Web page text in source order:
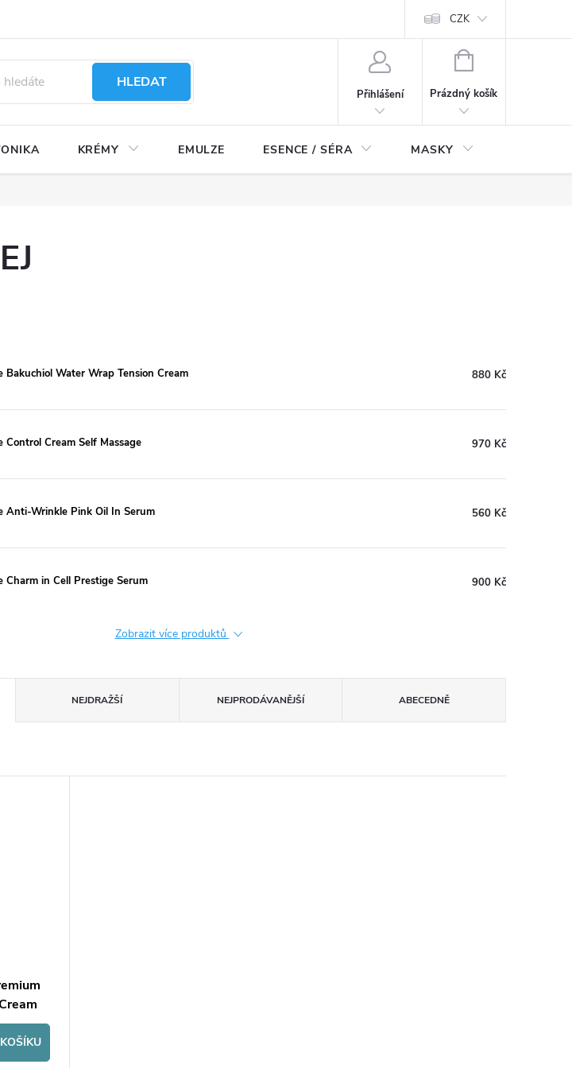
CZK
HLEDAT
Přihlášení
NÁKUPNÍ
Prázdný košík
KRÉMY EMULZE ESENCE / SÉRA MASKY
Bakuchiol Water Wrap Tension Cream 880 Kč
Control Cream Self Massage 970 Kč
Anti-Wrinkle Pink Oil In Serum 560 Kč
Charm in Cell Prestige Serum 900 Kč
Zobrazit více produktů
NEJDRAŽŠÍ NEJPRODÁVANĚJŠÍ ABECEDNĚ